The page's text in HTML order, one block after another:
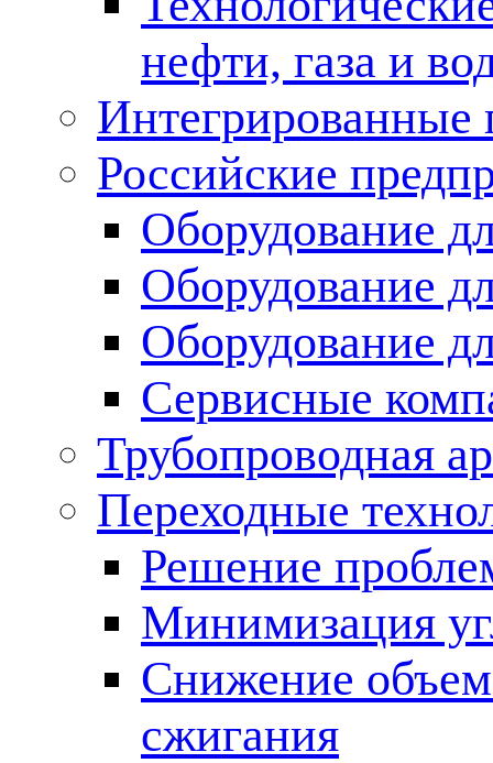
нефти, газа и
Российские
Оборудование
Оборудование
Оборудование
Сервисные
Трубопроводная
Переходные
Решение
Минимизация
Снижение
сжигания